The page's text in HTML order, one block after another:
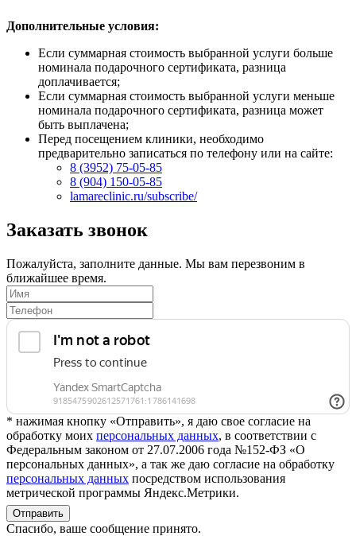
Дополнительные условия:
Если суммарная стоимость выбранной услуги больше
номинала подарочного сертификата, разница
доплачивается;
Если суммарная стоимость выбранной услуги меньше
номинала подарочного сертификата, разница может
быть выплачена;
Перед посещением клиники, необходимо
предварительно записаться по телефону или на сайте:
8 (3952) 75-05-85
8 (904) 150-05-85
lamareclinic.ru/subscribe/
Заказать звонок
Пожалуйста, заполните данные. Мы вам перезвоним в
ближайшее время.
* нажимая кнопку «Отправить», я даю свое согласие на
обработку моих персональных данных, в соответствии с
Федеральным законом от 27.07.2006 года №152-ФЗ «О
персональных данных», а так же даю согласие на обработку
персональных данных посредством использования
метрической программы Яндекс.Метрики.
Отправить
Спасибо, ваше сообщение принято.